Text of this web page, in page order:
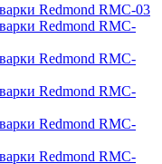
Redmond RMC-03
Redmond RMC-
Redmond RMC-
Redmond RMC-
Redmond RMC-
Redmond RMC-